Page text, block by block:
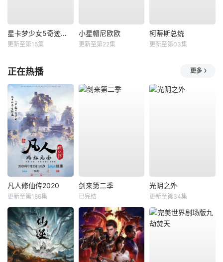
星卡梦少女5奇迹绽放
更新至第15集
小星帽尼欧欧
更新至第22集
柯蒂斯总统
更新至第03集
正在热播 更多
凡人修仙传2020
更新至第186集
剑来第二季
已完结
光阴之外
更新至第34集